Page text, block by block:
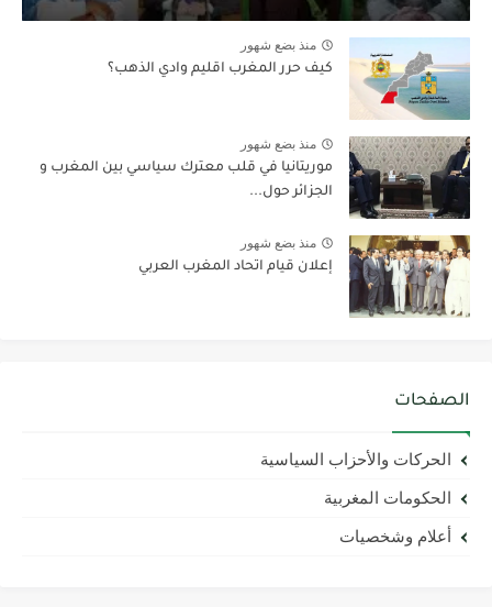
منذ بضع شهور
كيف حرر المغرب اقليم وادي الذهب؟
منذ بضع شهور
موريتانيا في قلب معترك سياسي بين المغرب و
الجزائر حول...
منذ بضع شهور
إعلان قيام اتحاد المغرب العربي
الصفحات
الحركات والأحزاب السياسية
الحكومات المغربية
أعلام وشخصيات